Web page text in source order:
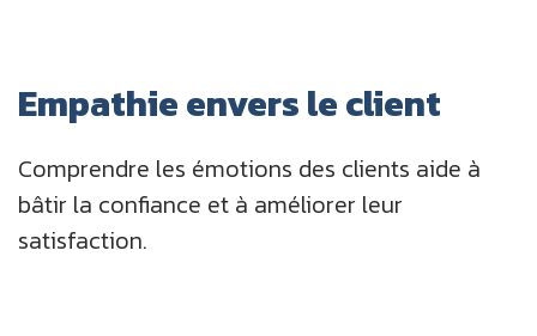
Empathie envers le client
Comprendre les émotions des clients aide à
bâtir la confiance et à améliorer leur
satisfaction.